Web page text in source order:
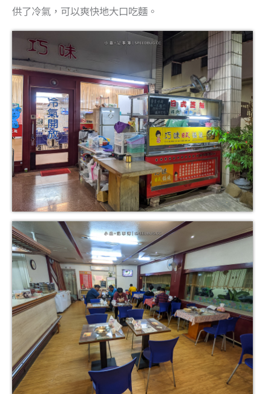
供了冷氣，可以爽快地大口吃麵。